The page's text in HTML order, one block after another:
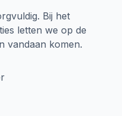
Bij het
letten we op de
vandaan komen.